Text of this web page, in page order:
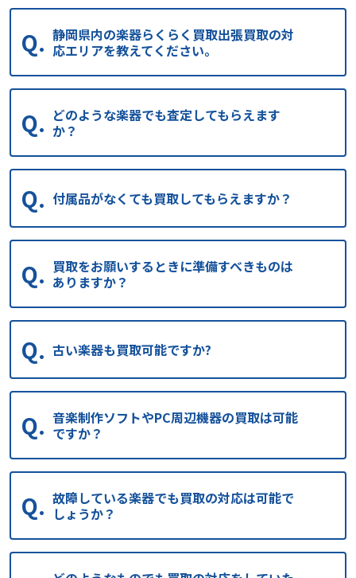
静岡県内の楽器らくらく買取出張買取の対
応エリアを教えてください。
どのような楽器でも査定してもらえます
か？
付属品がなくても買取してもらえますか？
買取をお願いするときに準備すべきものは
ありますか？
古い楽器も買取可能ですか?
音楽制作ソフトやPC周辺機器の買取は可能
ですか？
故障している楽器でも買取の対応は可能で
しょうか？